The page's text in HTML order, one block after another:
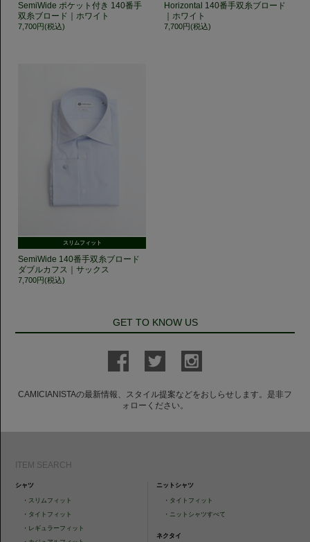
SemiWide ポケット付き 140番手
双糸ブロード｜ホワイト
7,700円(税込)
Horizontal 140番手双糸ブロード
｜ホワイト
7,700円(税込)
スリムフィット
SemiWide 140番手双糸ブロード
ダブルカフス｜サックス
7,700円(税込)
GET TO KNOW US
CAMICIANISTAの最新情報、スタイル提案などをおしらせします。是非フ
ォローください。
ITEM SEARCH
シャツ
・ スリムフィット
・ タイトフィット
・ レギュラーフィット
ニットシャツ
・ タイトフィット
・ ニットシャツすべて
ネクタイ